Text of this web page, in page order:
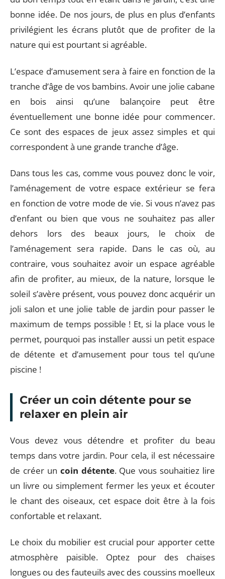
bonne idée. De nos jours, de plus en plus d’enfants
privilégient les écrans plutôt que de profiter de la
nature qui est pourtant si agréable.
L’espace d’amusement sera à faire en fonction de la
tranche d’âge de vos bambins. Avoir une jolie cabane
en bois ainsi qu’une balançoire peut être
éventuellement une bonne idée pour commencer.
Ce sont des espaces de jeux assez simples et qui
correspondent à une grande tranche d’âge.
Dans tous les cas, comme vous pouvez donc le voir,
l’aménagement de votre espace extérieur se fera
en fonction de votre mode de vie. Si vous n’avez pas
d’enfant ou bien que vous ne souhaitez pas aller
dehors lors des beaux jours, le choix de
l’aménagement sera rapide. Dans le cas où, au
contraire, vous souhaitez avoir un espace agréable
afin de profiter, au mieux, de la nature, lorsque le
soleil s’avère présent, vous pouvez donc acquérir un
joli salon et une jolie table de jardin pour passer le
maximum de temps possible ! Et, si la place vous le
permet, pourquoi pas installer aussi un petit espace
de détente et d’amusement pour tous tel qu’une
piscine !
Créer un coin détente pour se
relaxer en plein air
Vous devez vous détendre et profiter du beau
temps dans votre jardin. Pour cela, il est nécessaire
de créer un coin détente. Que vous souhaitiez lire
un livre ou simplement fermer les yeux et écouter
le chant des oiseaux, cet espace doit être à la fois
confortable et relaxant.
Le choix du mobilier est crucial pour apporter cette
atmosphère paisible. Optez pour des chaises
longues ou des fauteuils avec des coussins moelleux